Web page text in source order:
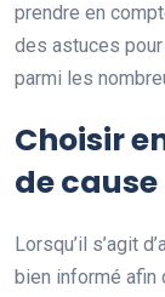
prendre en
des astuces
parmi les
Choisir
de cause
Lorsqu’il s’agit
bien informé afin